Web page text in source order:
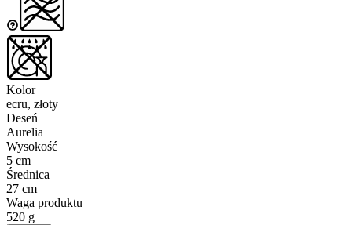
Kolor
ecru, złoty
Deseń
Aurelia
Wysokość
5 cm
Średnica
27 cm
Waga produktu
520 g